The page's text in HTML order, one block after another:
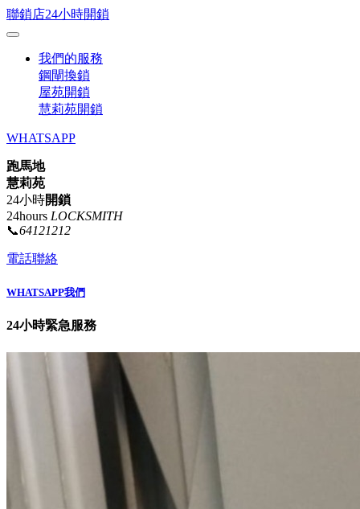
聯鎖店24小時開鎖
我們的服務
鋼閘換鎖
屋苑開鎖
慧莉苑開鎖
WHATSAPP
跑馬地
慧莉苑
24小時開鎖
24hours LOCKSMITH
📞64121212
電話聯絡
WHATSAPP我們
24小時緊急服務